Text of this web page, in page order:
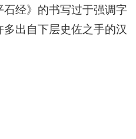
经》的书写过于强调字
出自下层史佐之手的汉